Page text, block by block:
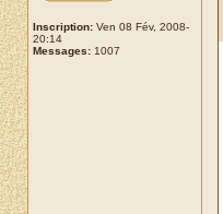
Inscription: Ven 08 Fév, 2008-
20:14
Messages: 1007